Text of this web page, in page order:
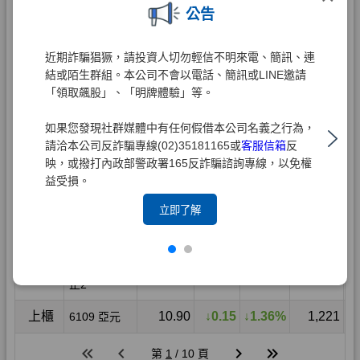
公告
近期詐騙猖獗，請投資人切勿輕信不明來電、簡訊、連
結或陌生群組。本公司不會以電話、簡訊或LINE邀請
「領取飆股」、「明牌體驗」等。
如果您發現社群媒體中有任何假借本公司名義之行為，
請洽本公司反詐騙專線(02)35181165或客服信箱反
映，或撥打內政部警政署165反詐騙諮詢專線，以免權
益受損。
立即了解